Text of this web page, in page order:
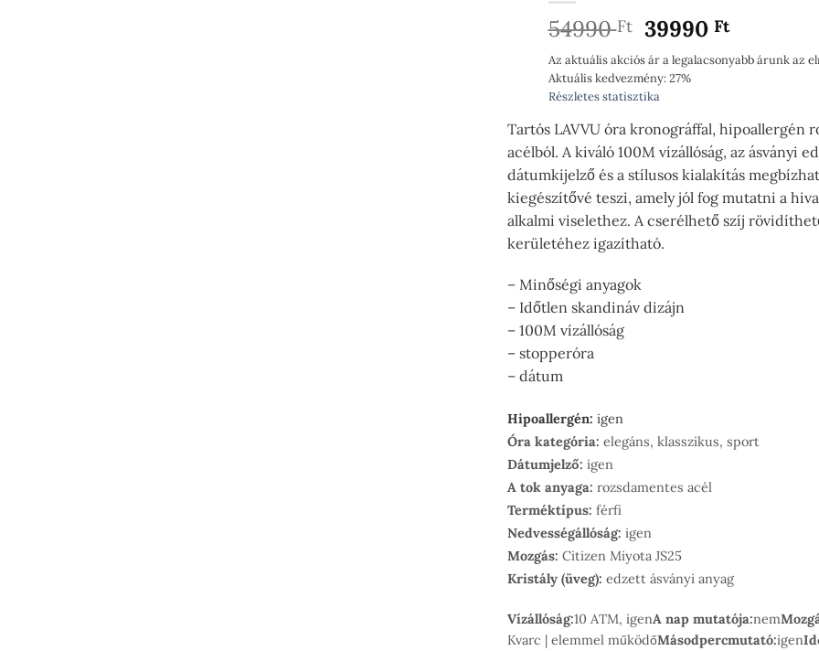
54990Ft Original
price
was:
54990 Ft.
39990 FtCurrent
price
is:
Az aktuális akciós ár a legalacsonyabb árunk az
Aktuális kedvezmény:27%
Részletes statisztika
Tartós LAVVU óra kronográffal, hipoallergén
acélból. A kiváló 100M vízállóság, az ásványi
dátumkijelző és a stílusos kialakítás
kiegészítővé teszi, amely jól fog mutatni a
alkalmi viselethez. A cserélhető szíj
kerületéhez igazítható.
– Minőségi anyagok
– Időtlen skandináv dizájn
– 100M vízállóság
– stopperóra
– dátum
Hipoallergén: igen
Óra kategória: elegáns, klasszikus, sport
Dátumjelző: igen
A tok anyaga: rozsdamentes acél
Terméktípus: férfi
Nedvességállóság: igen
Mozgás: Citizen Miyota JS25
Kristály (üveg): edzett ásványi anyag
Vízállóság:10 ATM, igenA nap mutatója:nem
Kvarc | elemmel működőMásodpercmutató:igen